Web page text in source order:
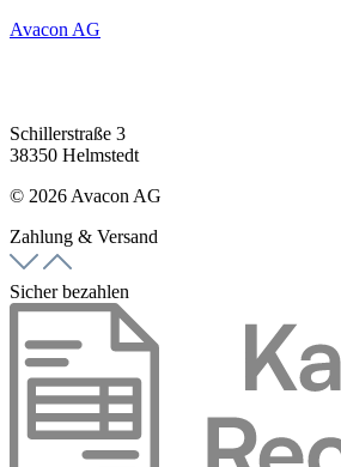
Avacon AG
Schillerstraße 3
38350 Helmstedt
© 2026 Avacon AG
Zahlung & Versand
Sicher bezahlen